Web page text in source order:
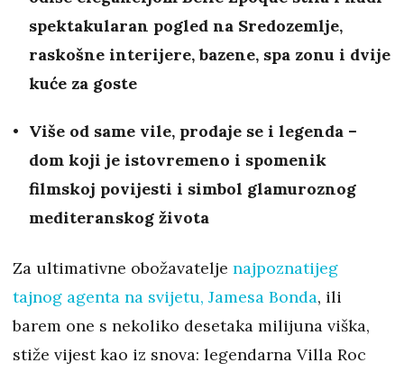
spektakularan pogled na Sredozemlje,
raskošne interijere, bazene, spa zonu i dvije
kuće za goste
Više od same vile, prodaje se i legenda –
dom koji je istovremeno i spomenik
filmskoj povijesti i simbol glamuroznog
mediteranskog života
Za ultimativne obožavatelje najpoznatijeg
tajnog agenta na svijetu, Jamesa Bonda, ili
barem one s nekoliko desetaka milijuna viška,
stiže vijest kao iz snova: legendarna Villa Roc